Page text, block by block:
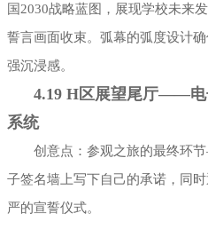
国2030战略蓝图，展现学校未来
誓言画面收束。弧幕的弧度设计
强沉浸感。
4.19 H区展望尾厅——电
系统
创意点：参观之旅的最终环
子签名墙上写下自己的承诺，同
严的宣誓仪式。